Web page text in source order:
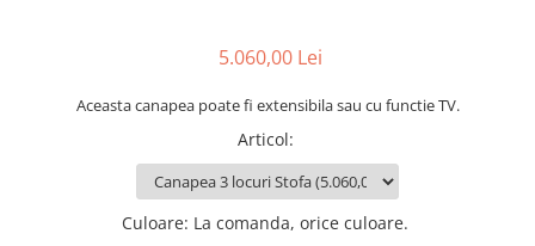
5.060,00 Lei
Aceasta canapea poate fi extensibila sau cu functie TV.
Articol:
Culoare: La comanda, orice culoare.